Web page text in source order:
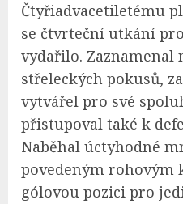
Čtyřiadvacetiletému
se čtvrteční utkání
vydařilo. Zaznamenal
střeleckých pokusů,
vytvářel pro své
přistupoval také k
Naběhal úctyhodné
povedeným rohovým
gólovou pozici pro